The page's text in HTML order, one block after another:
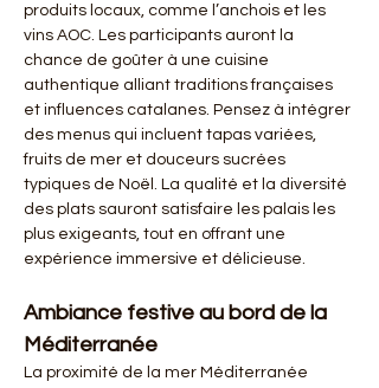
produits locaux, comme l’anchois et les
vins AOC. Les participants auront la
chance de goûter à une cuisine
authentique alliant traditions françaises
et influences catalanes. Pensez à intégrer
des menus qui incluent tapas variées,
fruits de mer et douceurs sucrées
typiques de Noël. La qualité et la diversité
des plats sauront satisfaire les palais les
plus exigeants, tout en offrant une
expérience immersive et délicieuse.
Ambiance festive au bord de la
Méditerranée
La proximité de la mer Méditerranée